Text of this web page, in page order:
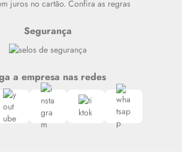
juros no cartão. Confira as regras
Segurança
a empresa nas redes